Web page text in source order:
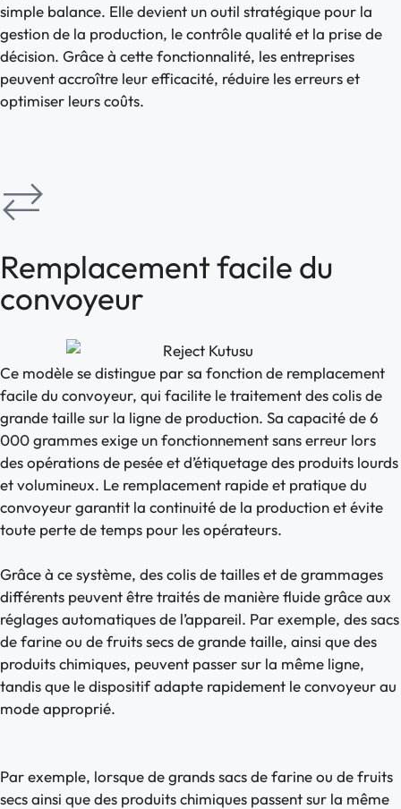
simple balance. Elle devient un outil stratégique pour la
gestion de la production, le contrôle qualité et la prise de
décision. Grâce à cette fonctionnalité, les entreprises
peuvent accroître leur efficacité, réduire les erreurs et
optimiser leurs coûts.
Remplacement facile du
convoyeur
Ce modèle se distingue par sa fonction de remplacement
facile du convoyeur, qui facilite le traitement des colis de
grande taille sur la ligne de production. Sa capacité de 6
000 grammes exige un fonctionnement sans erreur lors
des opérations de pesée et d’étiquetage des produits lourds
et volumineux. Le remplacement rapide et pratique du
convoyeur garantit la continuité de la production et évite
toute perte de temps pour les opérateurs.
Grâce à ce système, des colis de tailles et de grammages
différents peuvent être traités de manière fluide grâce aux
réglages automatiques de l’appareil. Par exemple, des sacs
de farine ou de fruits secs de grande taille, ainsi que des
produits chimiques, peuvent passer sur la même ligne,
tandis que le dispositif adapte rapidement le convoyeur au
mode approprié.
Par exemple, lorsque de grands sacs de farine ou de fruits
secs ainsi que des produits chimiques passent sur la même